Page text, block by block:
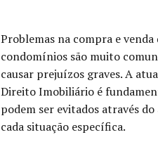
Problemas na compra e
condomínios são muito
causar prejuízos graves. A
Direito Imobiliário é
podem ser evitados através
cada situação específica.